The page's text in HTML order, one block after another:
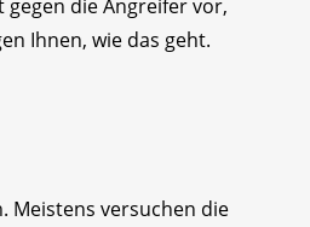
gegen die Angreifer vor,
Ihnen, wie das geht.
Meistens versuchen die